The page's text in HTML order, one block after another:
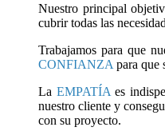
Nuestro principal
cubrir todas las
Trabajamos para que
CONFIANZA para que
La EMPATÍAes
nuestro cliente y
con su proyecto.